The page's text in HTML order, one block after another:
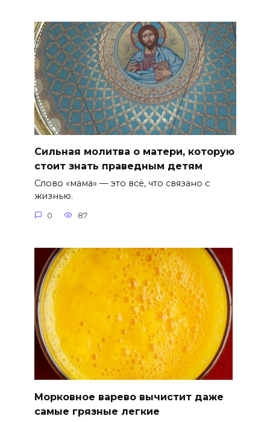
Сильная молитва о матери, которую
стоит знать праведным детям
Слово «мама» — это всё, что связано с
жизнью.
0 87
Морковное варево вычистит даже
самые грязные легкие